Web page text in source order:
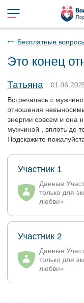
Бесплатные
Это конец
Татьяна
Встречалась с
отношения
энергии совсем и она
мужчиной , вплоть до
Подскажите
Участник 1
Данные
только для
любви»
Участник 2
Данные
только для
любви»